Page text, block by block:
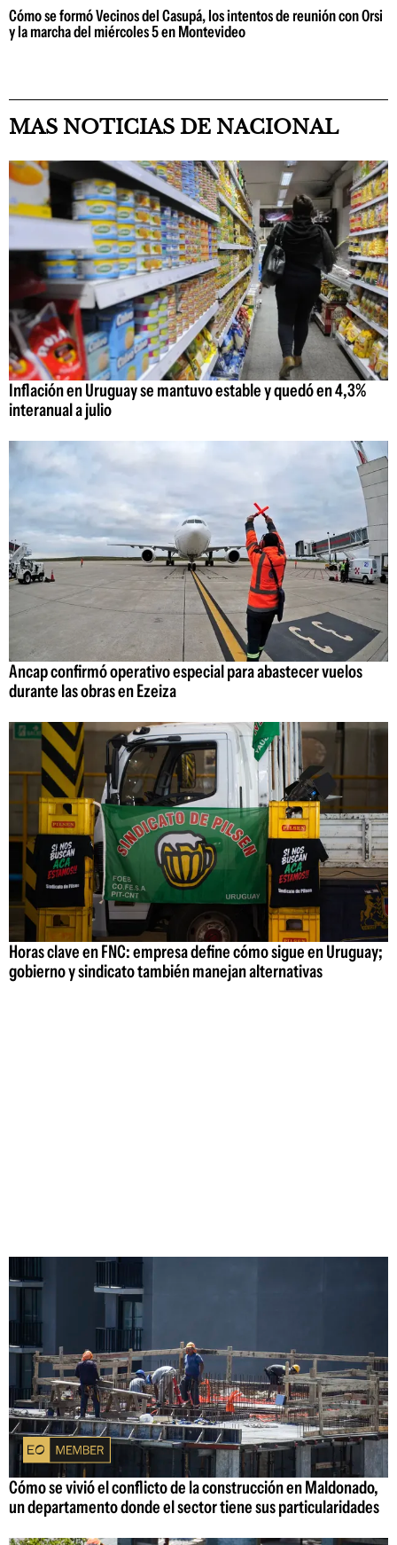
Cómo se formó Vecinos del Casupá, los intentos de reunión con Orsi
y la marcha del miércoles 5 en Montevideo
MAS NOTICIAS DE NACIONAL
Inflación en Uruguay se mantuvo estable y quedó en 4,3%
interanual a julio
Ancap confirmó operativo especial para abastecer vuelos
durante las obras en Ezeiza
Horas clave en FNC: empresa define cómo sigue en Uruguay;
gobierno y sindicato también manejan alternativas
Cómo se vivió el conflicto de la construcción en Maldonado,
un departamento donde el sector tiene sus particularidades